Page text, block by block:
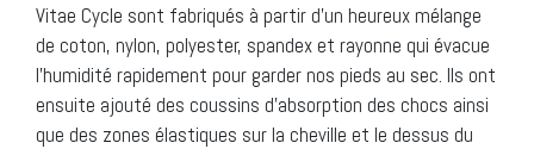
Vitae Cycle sont fabriqués à partir d’un heureux mélange
de coton, nylon, polyester, spandex et rayonne qui évacue
l’humidité rapidement pour garder nos pieds au sec. Ils ont
ensuite ajouté des coussins d’absorption des chocs ainsi
que des zones élastiques sur la cheville et le dessus du